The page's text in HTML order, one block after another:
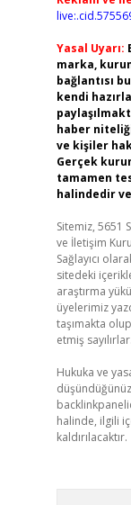
Yasal Uyarı:
marka,
bağlantısı
kendi
haber
ve kişiler
Gerçek
tamamen
halindedir
Sitemiz, 5651
ve İletişim
Sağlayıcı
sitedeki
araştırma
üyelerimiz
taşımakta
etmiş sayılırlar.
Hukuka ve
halinde, ilgili
kaldırılacaktır.